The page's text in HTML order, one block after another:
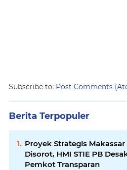
Subscribe to: Post Comments
Berita Terpopuler
Proyek Strategis Makassar
Disorot, HMI STIE PB
Pemkot Transparan